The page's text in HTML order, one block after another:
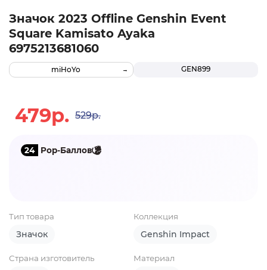
Значок 2023 Offline Genshin Event
Square Kamisato Ayaka
6975213681060
GEN899
miHoYo
479р. 529р.
24 Pop-Баллов
Тип товара
Значок
Коллекция
Genshin Impact
Страна изготовитель Материал